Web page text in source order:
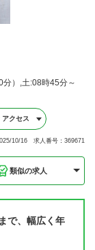
）,土:08時45分～
アクセス
10/16 求人番号：369671
類似の求人
で、幅広く年